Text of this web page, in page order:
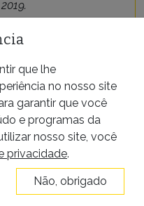
que lhe
no nosso site
garantir que você
e programas da
nosso site, você
privacidade.
Não, obrigado